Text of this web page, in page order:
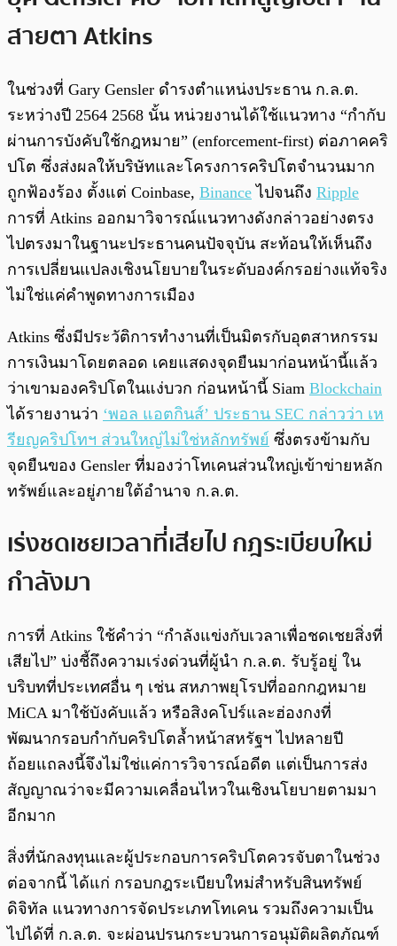
สายตา Atkins
ในช่วงที่ Gary Gensler ดำรงตำแหน่งประธาน ก.ล.ต.
ระหว่างปี 2564 2568 นั้น หน่วยงานได้ใช้แนวทาง “กำกับ
ผ่านการบังคับใช้กฎหมาย” (enforcement-first) ต่อภาคคริ
ปโต ซึ่งส่งผลให้บริษัทและโครงการคริปโตจำนวนมาก
ถูกฟ้องร้อง ตั้งแต่ Coinbase, Binance ไปจนถึง Ripple
การที่ Atkins ออกมาวิจารณ์แนวทางดังกล่าวอย่างตรง
ไปตรงมาในฐานะประธานคนปัจจุบัน สะท้อนให้เห็นถึง
การเปลี่ยนแปลงเชิงนโยบายในระดับองค์กรอย่างแท้จริง
ไม่ใช่แค่คำพูดทางการเมือง
Atkins ซึ่งมีประวัติการทำงานที่เป็นมิตรกับอุตสาหกรรม
การเงินมาโดยตลอด เคยแสดงจุดยืนมาก่อนหน้านี้แล้ว
ว่าเขามองคริปโตในแง่บวก ก่อนหน้านี้ Siam Blockchain
ได้รายงานว่า ‘พอล แอตกินส์’ ประธาน SEC กล่าวว่า เห
รียญคริปโทฯ ส่วนใหญ่ไม่ใช่หลักทรัพย์ ซึ่งตรงข้ามกับ
จุดยืนของ Gensler ที่มองว่าโทเคนส่วนใหญ่เข้าข่ายหลัก
ทรัพย์และอยู่ภายใต้อำนาจ ก.ล.ต.
เร่งชดเชยเวลาที่เสียไป กฎระเบียบใหม่
กำลังมา
การที่ Atkins ใช้คำว่า “กำลังแข่งกับเวลาเพื่อชดเชยสิ่งที่
เสียไป” บ่งชี้ถึงความเร่งด่วนที่ผู้นำ ก.ล.ต. รับรู้อยู่ ใน
บริบทที่ประเทศอื่น ๆ เช่น สหภาพยุโรปที่ออกกฎหมาย
MiCA มาใช้บังคับแล้ว หรือสิงคโปร์และฮ่องกงที่
พัฒนากรอบกำกับคริปโตล้ำหน้าสหรัฐฯ ไปหลายปี
ถ้อยแถลงนี้จึงไม่ใช่แค่การวิจารณ์อดีต แต่เป็นการส่ง
สัญญาณว่าจะมีความเคลื่อนไหวในเชิงนโยบายตามมา
อีกมาก
สิ่งที่นักลงทุนและผู้ประกอบการคริปโตควรจับตาในช่วง
ต่อจากนี้ ได้แก่ กรอบกฎระเบียบใหม่สำหรับสินทรัพย์
ดิจิทัล แนวทางการจัดประเภทโทเคน รวมถึงความเป็น
ไปได้ที่ ก.ล.ต. จะผ่อนปรนกระบวนการอนุมัติผลิตภัณฑ์